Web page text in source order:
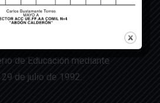
N°4 “Abdón Calderón” fue
Ministerial de la Orden General
22 de julio del año 1992 y
de Educación mediante
de julio de 1992.